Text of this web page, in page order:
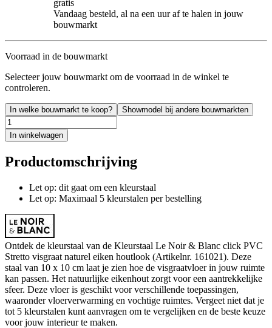
gratis
Vandaag besteld, al na een uur af te halen in jouw
bouwmarkt
Voorraad in de bouwmarkt
Selecteer jouw bouwmarkt om de voorraad in de winkel te
controleren.
In welke bouwmarkt te koop? Showmodel bij andere bouwmarkten
In winkelwagen
Productomschrijving
Let op: dit gaat om een kleurstaal
Let op: Maximaal 5 kleurstalen per bestelling
Ontdek de kleurstaal van de Kleurstaal Le Noir & Blanc click PVC
Stretto visgraat naturel eiken houtlook (Artikelnr. 161021). Deze
staal van 10 x 10 cm laat je zien hoe de visgraatvloer in jouw ruimte
kan passen. Het natuurlijke eikenhout zorgt voor een aantrekkelijke
sfeer. Deze vloer is geschikt voor verschillende toepassingen,
waaronder vloerverwarming en vochtige ruimtes. Vergeet niet dat je
tot 5 kleurstalen kunt aanvragen om te vergelijken en de beste keuze
voor jouw interieur te maken.